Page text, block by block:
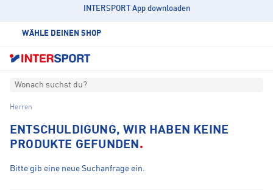
INTERSPORT App downloaden
WÄHLE DEINEN SHOP
Wonach suchst du?
Herren
ENTSCHULDIGUNG, WIR HABEN KEINE
PRODUKTE GEFUNDEN
Bitte gib eine neue Suchanfrage ein.